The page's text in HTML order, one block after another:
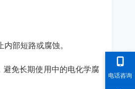
部短路或腐蚀。
免长期使用中的电化学腐
电话咨询